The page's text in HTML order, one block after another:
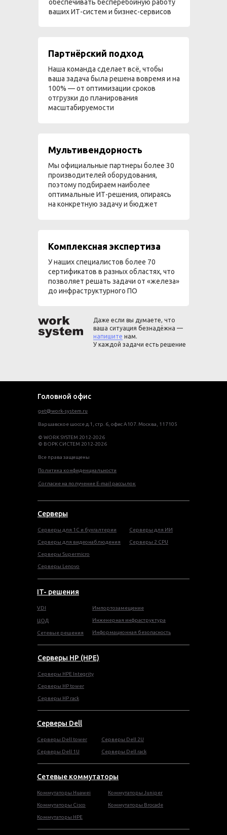
обеспечивать бесперебойную работу
ваших ИТ-систем и бизнес-сервисов
Мультивендорность
Мы официальные партнеры более 30
производителей оборудования,
поэтому подбираем наиболее
оптимальные ИТ-решения, опираясь
на конкретную задачу и бюджет
Комплексная экспертиза
У наших специалистов более 70
сертификатов в разных областях, что
позволяет решать задачи от «железа»
до инфраструктурного ПО
Партнёрский подход
Наша команда сделает всё, чтобы
ваша задача была решена вовремя и на
100% — от оптимизации сроков
отгрузки до планирования
масштабируемости
Даже если вы думаете, что
ваша ситуация безнадёжна —
напишите нам.
У каждой задачи есть решение
get@work-system.ru
Варшавское шоссе д.1, стр. 6, офис А107. Москва, 117105
© WORK SYSTEM 2012-2026
© ВОРК СИСТЕМ 2012-2026
Все права защищены
Политика конфиденциальности
Согласие на получение E-mail рассылок
Головной офис
Серверы
Серверы HP (HPE)
Серверы Dell
Сетевые коммутаторы
Серверы для 1С и бухгалтерии
Серверы для видеонаблюдения
Серверы Supermicro
Серверы HPE Integrity
Cерверы HP tower
Cерверы HP rack
Серверы Lenovo
Серверы для ИИ
Серверы 2 CPU
Cерверы Dell tower
Серверы Dell 1U
Серверы Dell 2U
Серверы Dell rack
VDI
ЦОД
Сетевые решения
Импортозамещение
Инженерная инфраструктура
Информационная безопасность
IT- решения
Коммутаторы Huawei
Коммутаторы Cisco
Коммутаторы HPE
Коммутаторы Juniper
Коммутаторы Brocade